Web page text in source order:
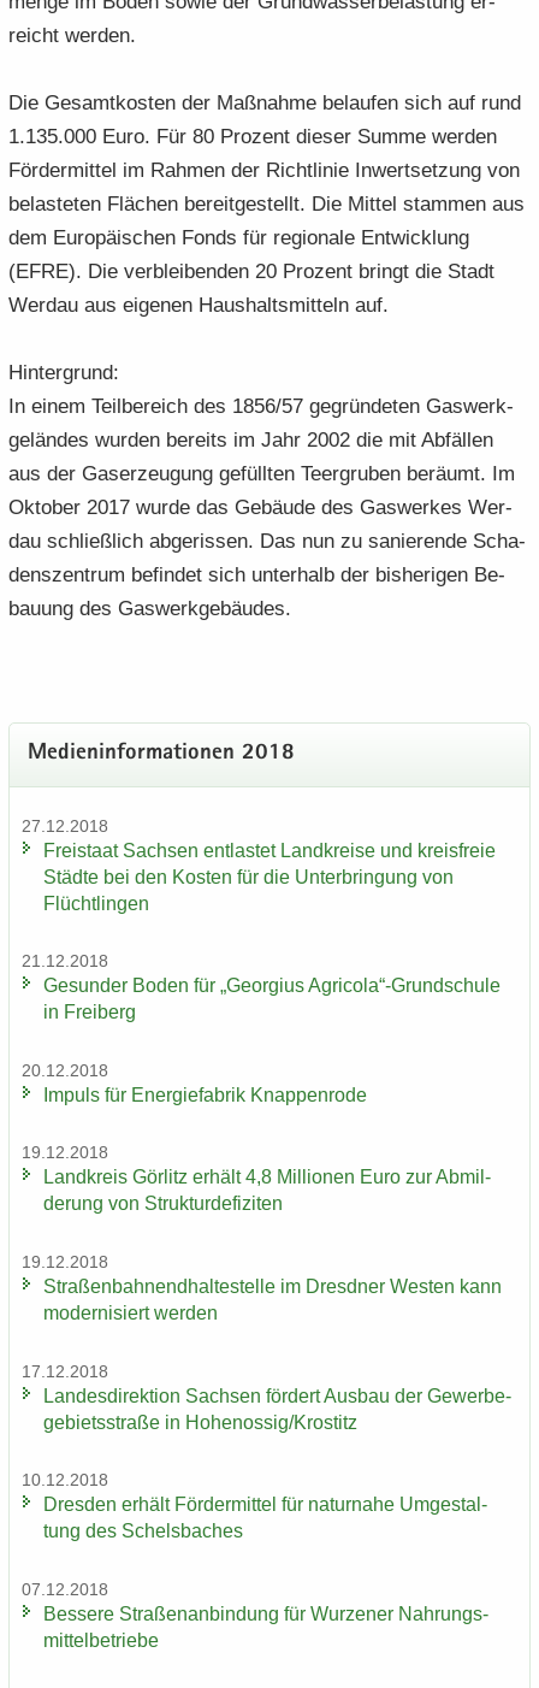
reicht wer­den.
Die Ge­samt­kos­ten der Maß­nah­me be­lau­fen sich auf rund
1.135.000 Euro. Für 80 Pro­zent die­ser Summe wer­den
För­der­mit­tel im Rah­men der Richt­li­nie In­wert­set­zung von
be­las­te­ten Flä­chen be­reit­ge­stellt. Die Mit­tel stam­men aus
dem Eu­ro­päi­schen Fonds für re­gio­na­le Ent­wick­lung
(EFRE). Die ver­blei­ben­den 20 Pro­zent bringt die Stadt
Wer­dau aus ei­ge­nen Haus­halts­mit­teln auf.
Hin­ter­grund:
In einem Teil­be­reich des 1856/57 ge­grün­de­ten Gas­werk­
ge­län­des wur­den be­reits im Jahr 2002 die mit Ab­fäl­len
aus der Gas­er­zeu­gung ge­füll­ten Teergru­ben be­räumt. Im
Ok­to­ber 2017 wurde das Ge­bäu­de des Gas­wer­kes Wer­
dau schließ­lich ab­ge­ris­sen. Das nun zu sa­nie­ren­de Scha­
dens­zen­trum be­fin­det sich un­ter­halb der bis­he­ri­gen Be­
bau­ung des Gas­werk­ge­bäu­des.
Me­di­en­in­for­ma­tio­nen 2018
27.12.2018
Frei­staat Sach­sen ent­las­tet Land­krei­se und kreis­freie
Städ­te bei den Kos­ten für die Un­ter­brin­gung von
Flücht­lin­gen
21.12.2018
Ge­sun­der Boden für „Ge­or­gi­us Agri­co­la“-​Grundschule
in Frei­berg
20.12.2018
Im­puls für En­er­gie­fa­brik Knap­pen­ro­de
19.12.2018
Land­kreis Gör­litz er­hält 4,8 Mil­lio­nen Euro zur Ab­mil­
de­rung von Struk­tur­de­fi­zi­ten
19.12.2018
Stra­ßen­bah­nend­hal­te­stel­le im Dresd­ner Wes­ten kann
mo­der­ni­siert wer­den
17.12.2018
Lan­des­di­rek­ti­on Sach­sen för­dert Aus­bau der Ge­wer­be­
ge­biets­stra­ße in Ho­he­nos­sig/Krostitz
10.12.2018
Dres­den er­hält För­der­mit­tel für na­tur­na­he Um­ge­stal­
tung des Schels­ba­ches
07.12.2018
Bes­se­re Stra­ßen­an­bin­dung für Wur­ze­ner Nah­rungs­
mit­tel­be­trie­be